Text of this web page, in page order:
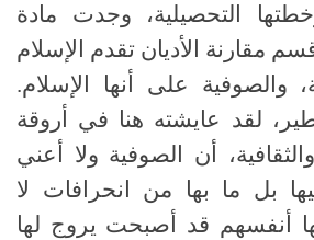
التحصيلية، وجدت مادة
مقارنة الأديان تقدم الإسلام
والصوفية على أنها الإسلام.
لقد عايشته هنا في أروقة
والثقافية، أن الصوفية ولا أعني
بل ما بها من انحرافات لا
أنفسهم قد أصبحت يروج لها